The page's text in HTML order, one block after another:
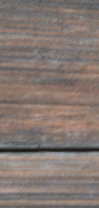
Der
9,
behält sich
und zu
neuen
Mitteilung